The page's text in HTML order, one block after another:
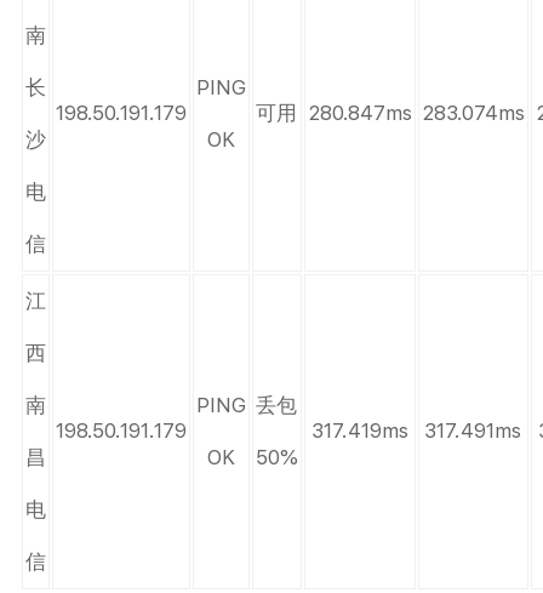
南
长
沙
电
信
198.50.191.179
PING
OK
可用 280.847ms 283.074ms
江
西
南
昌
电
信
198.50.191.179
PING
OK
丢包
50%
317.419ms 317.491ms